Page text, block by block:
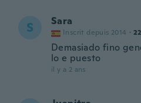
S Sara
Inscrit depuis 2014 ·
Demasiado fino
lo e puesto
il y a 2 ans